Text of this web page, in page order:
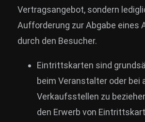
Vertragsangebot, sondern
Aufforderung zur Abgabe eines
durch den Besucher.
Eintrittskarten sind
beim Veranstalter oder bei
Verkaufsstellen zu
den Erwerb von